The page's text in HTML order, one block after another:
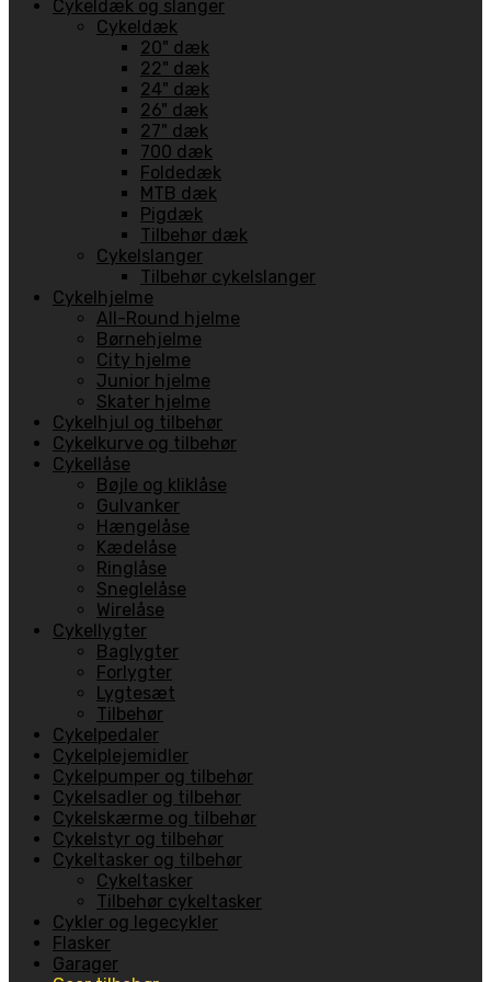
Cykeldæk og slanger
Cykeldæk
20" dæk
22" dæk
24" dæk
26" dæk
27" dæk
700 dæk
Foldedæk
MTB dæk
Pigdæk
Tilbehør dæk
Cykelslanger
Tilbehør cykelslanger
Cykelhjelme
All-Round hjelme
Børnehjelme
City hjelme
Junior hjelme
Skater hjelme
Cykelhjul og tilbehør
Cykelkurve og tilbehør
Cykellåse
Bøjle og kliklåse
Gulvanker
Hængelåse
Kædelåse
Ringlåse
Sneglelåse
Wirelåse
Cykellygter
Baglygter
Forlygter
Lygtesæt
Tilbehør
Cykelpedaler
Cykelplejemidler
Cykelpumper og tilbehør
Cykelsadler og tilbehør
Cykelskærme og tilbehør
Cykelstyr og tilbehør
Cykeltasker og tilbehør
Cykeltasker
Tilbehør cykeltasker
Cykler og legecykler
Flasker
Garager